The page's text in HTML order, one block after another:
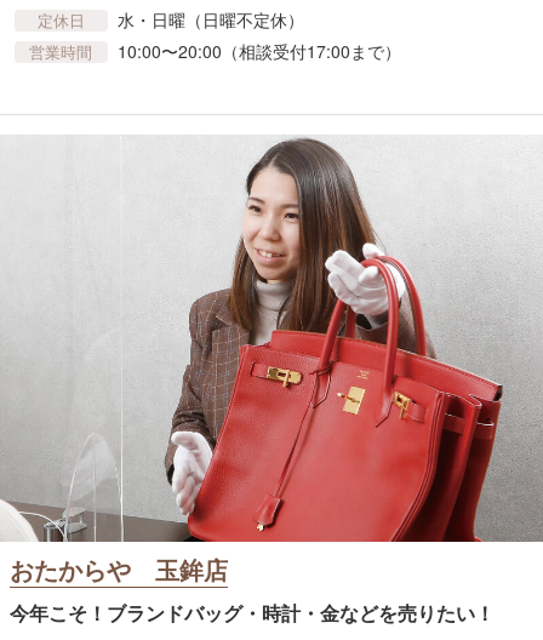
定休日 水・日曜（日曜不定休）
営業時間 10:00〜20:00（相談受付17:00まで）
おたからや 玉鉾店
今年こそ！ブランドバッグ・時計・金などを売りたい！